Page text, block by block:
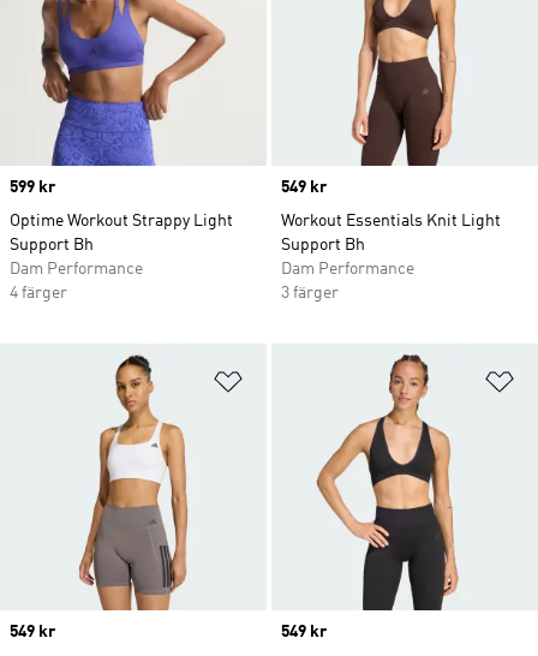
Price
599 kr
Optime Workout Strappy Light
Support Bh
Dam Performance
4 färger
Price
549 kr
Workout Essentials Knit Light
Support Bh
Dam Performance
3 färger
Lägg till på önskelistan
Price
549 kr
Price
549 kr